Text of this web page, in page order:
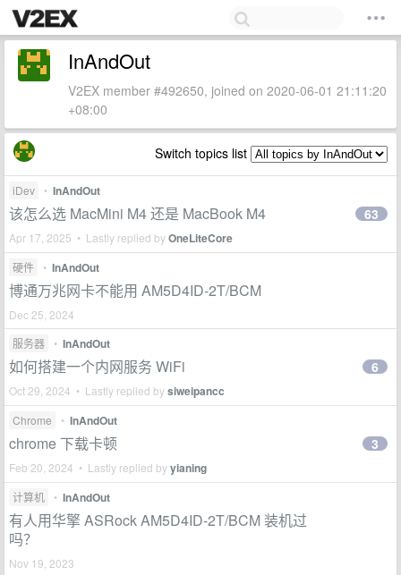
InAndOut
V2EX member #492650, joined on 2020-06-01 21:11:20
+08:00
Switch topics list
iDev • InAndOut
该怎么选 MacMini M4 还是 MacBook M4
Apr 17, 2025 • Lastly replied byOneLiteCore
63
硬件 • InAndOut
博通万兆网卡不能用 AM5D4ID-2T/BCM
Dec 25, 2024
服务器
• InAndOut
如何搭建一个内网服务 WiFi
Oct 29, 2024 • Lastly replied bysiweipancc
6
Chrome • InAndOut
chrome 下载卡顿
Feb 20, 2024 • Lastly replied byyianing
3
计算机 • InAndOut
有人用华擎 ASRock AM5D4ID-2T/BCM 装机过
吗？
Nov 19, 2023